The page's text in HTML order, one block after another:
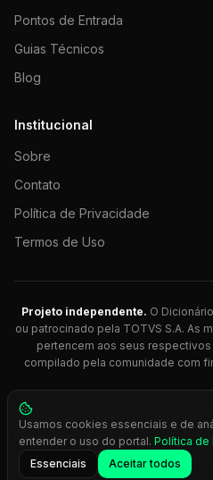
Pontos de Entrada
Guias Técnicos
Blog
Institucional
Sobre
Contato
Política de Privacidade
Termos de Uso
Projeto independente. O
ou patrocinado pela TOTVS S.A. As
pertencem aos seus
compilado pela comunidade com
© 2026 Dicionário Dev. Feito
Protheus.
Press Ctrl+K
Usamos cookies essenciais e de
entender o uso do portal. Política de
Essenciais
Aceitar todos